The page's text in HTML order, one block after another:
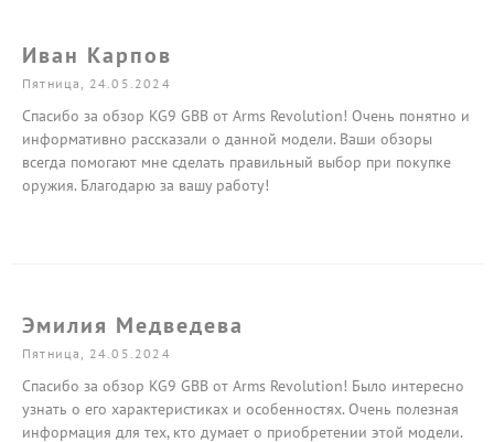
Иван Карпов
Пятница, 24.05.2024
Спасибо за обзор KG9 GBB от Arms Revolution! Очень понятно и
информативно рассказали о данной модели. Ваши обзоры
всегда помогают мне сделать правильный выбор при покупке
оружия. Благодарю за вашу работу!
Эмилия Медведева
Пятница, 24.05.2024
Спасибо за обзор KG9 GBB от Arms Revolution! Было интересно
узнать о его характеристиках и особенностях. Очень полезная
информация для тех, кто думает о приобретении этой модели.